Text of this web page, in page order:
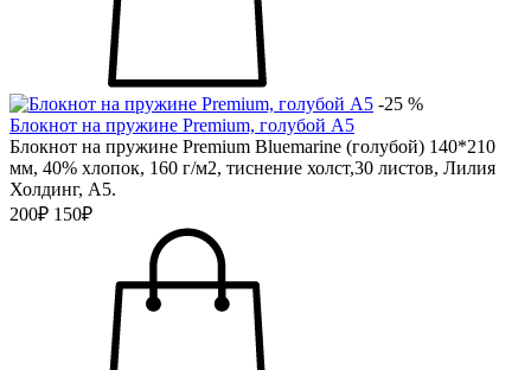
-25 %
Блокнот на пружине Premium, голубой А5
Блокнот на пружине Premium Bluemarine (голубой) 140*210
мм, 40% хлопок, 160 г/м2, тиснение холст,30 листов, Лилия
Холдинг, А5.
200₽ 150₽